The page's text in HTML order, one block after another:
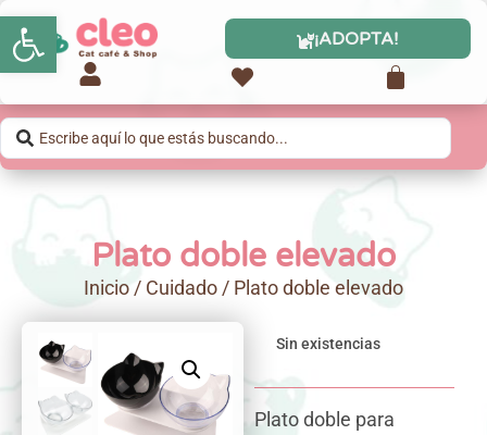
Abrir barra de herramientas ¡ADOPTA!
Plato doble elevado
Inicio/ Cuidado/ Plato doble elevado
Sin existencias
Plato doble para